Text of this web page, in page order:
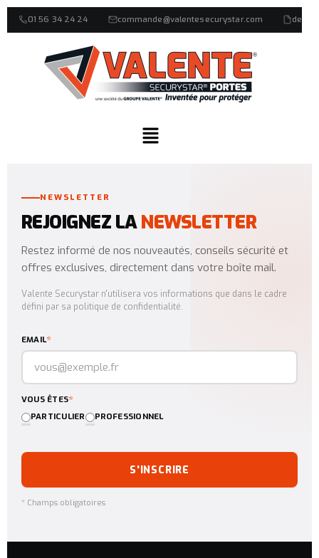
01 56 34 24 24 commande@valentesecurystar.com
NEWSLETTER
REJOIGNEZ LANEWSLETTER
Restez informé de nos nouveautés, conseils sécurité et
offres exclusives, directement dans votre boîte mail.
Valente Securystar n'utilisera vos informations que dans le cadre
défini par sa politique de confidentialité.
EMAIL*
VOUS ÊTES*
PARTICULIER PROFESSIONNEL
S'INSCRIRE
* Champs obligatoires